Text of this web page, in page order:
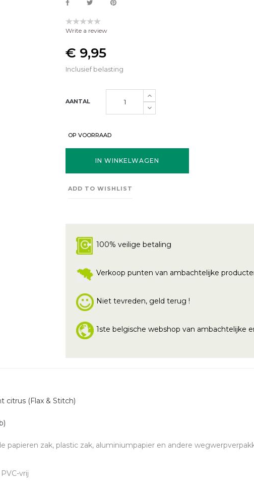
Write a review
€ 9,95
Inclusief belasting
AANTAL
OP VOORRAAD
IN WINKELWAGEN
ADD TO WISHLIST
100% veilige betaling
Verkoop punten van ambachtelijke
Niet tevreden, geld terug !
1ste belgische webshop van ambachtelijke
citrus (Flax & Stitch)
papieren zak, plastic zak, aluminiumpapier en andere
vrij